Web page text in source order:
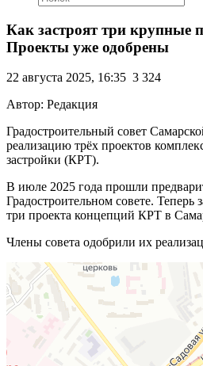
Как застроят три крупные
Проекты уже одобрены
22 августа 2025, 16:35 3 324
Автор: Редакция
Градостроительный совет
реализацию трёх проектов
застройки (КРТ).
В июле 2025 года прошли
Градостроительном совете. Теперь
три проекта концепций КРТ в
Члены совета одобрили их